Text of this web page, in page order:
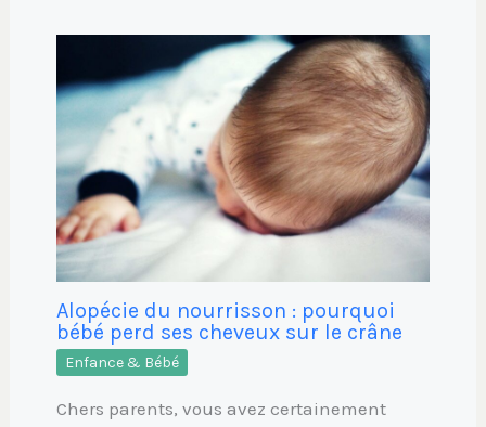
Alopécie du nourrisson : pourquoi
bébé perd ses cheveux sur le crâne
Enfance & Bébé
Chers parents, vous avez certainement